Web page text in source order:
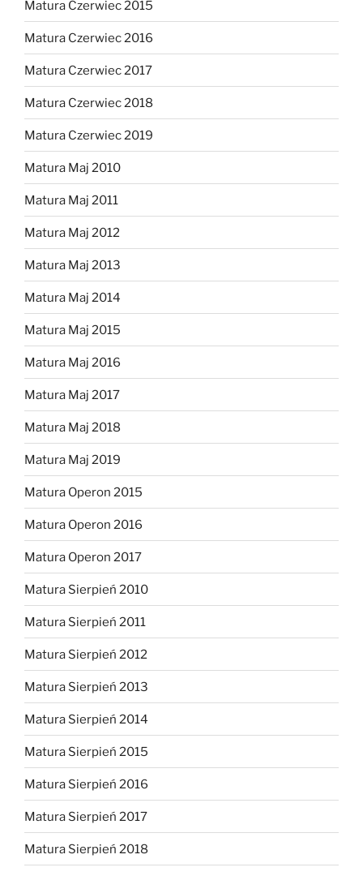
Matura Czerwiec 2015
Matura Czerwiec 2016
Matura Czerwiec 2017
Matura Czerwiec 2018
Matura Czerwiec 2019
Matura Maj 2010
Matura Maj 2011
Matura Maj 2012
Matura Maj 2013
Matura Maj 2014
Matura Maj 2015
Matura Maj 2016
Matura Maj 2017
Matura Maj 2018
Matura Maj 2019
Matura Operon 2015
Matura Operon 2016
Matura Operon 2017
Matura Sierpień 2010
Matura Sierpień 2011
Matura Sierpień 2012
Matura Sierpień 2013
Matura Sierpień 2014
Matura Sierpień 2015
Matura Sierpień 2016
Matura Sierpień 2017
Matura Sierpień 2018